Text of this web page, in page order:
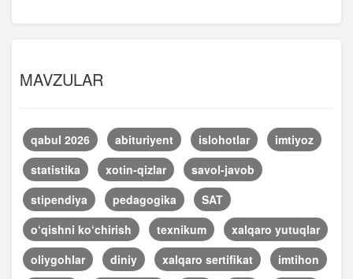
MAVZULAR
qabul 2026 abituriyent islohotlar
imtiyoz
statistika
xotin-qizlar
savol-javob
stipendiya
pedagogika
SAT
o‘qishni ko‘chirish
texnikum
xalqaro yutuqlar
oliygohlar
diniy xalqaro sertifikat
imtihon